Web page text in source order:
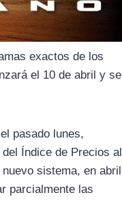
exactos de los
el 10 de abril y se
pasado lunes,
Índice de Precios al
sistema, en abril
parcialmente las